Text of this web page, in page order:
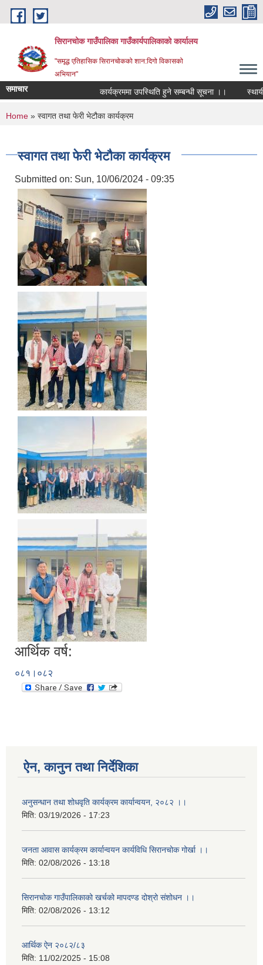
Skip to main content
सिरानचोक गाउँपालिका गाउँकार्यपालिकाको कार्यालय
"समृद्ध एतिहासिक सिरानचोकको शान:दिगो विकासको
अभियान"
समाचार कार्यक्रममा उपस्थिति हुने सम्बन्धी सूचना ।। स्थायी
You are here
Home » स्वागत तथा फेरी भेटौका कार्यक्रम
स्वागत तथा फेरी भेटौका कार्यक्रम
Submitted on: Sun, 10/06/2024 - 09:35
आर्थिक वर्ष:
०८१।०८२
ऐन, कानुन तथा निर्देशिका
अनुसन्धान तथा शोधवृति कार्यक्रम कार्यान्वयन, २०८२ ।।
मिति: 03/19/2026 - 17:23
जनता आवास कार्यक्रम कार्यान्वयन कार्यविधि सिरानचोक गोर्खा ।।
मिति: 02/08/2026 - 13:18
सिरानचोक गाउँपालिकाको खर्चको मापदण्ड दोश्रो संशोधन ।।
मिति: 02/08/2026 - 13:12
आर्थिक ऐन २०८२/८३
मिति: 11/02/2025 - 15:08